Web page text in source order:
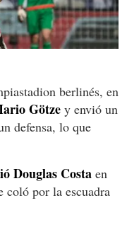
berlinés, en
Götze y envió un
defensa, lo que
Douglas Costa en
coló por la escuadra